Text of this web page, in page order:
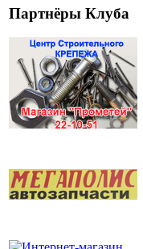
Партнёры Клуба